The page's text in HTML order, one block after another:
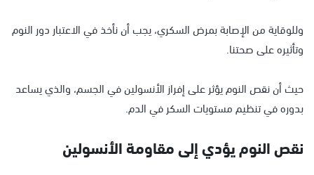
وللوقاية من الإصابة بمرض السكري، يجب أن نأخذ في الاعتبار دور النوم
وتأثيره على صحتنا.
حيث أن نقص النوم يؤثر على إفراز الأنسولين في الجسم، والذي يساعد
بدوره في تنظيم مستويات السكر في الدم.
نقص النوم يؤدي إلى مقاومة الأنسولين